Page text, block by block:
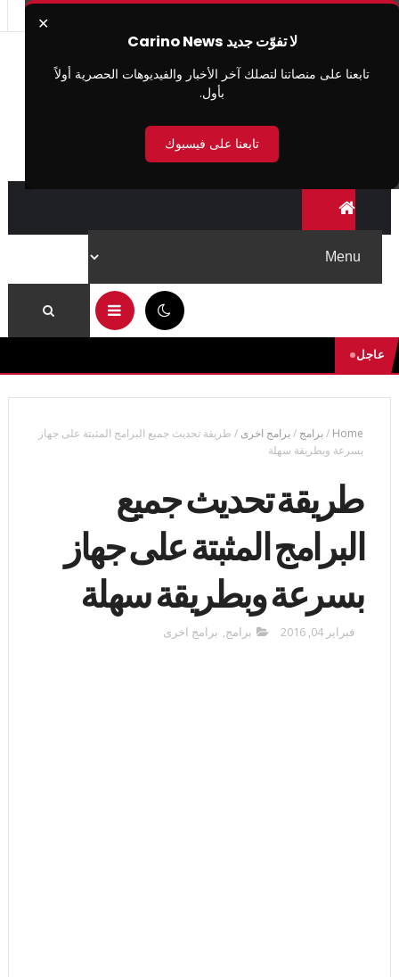
✕
لا تفوّت جديد Carino News
تابعنا على منصاتنا لتصلك آخر الأخبار والفيديوهات الحصرية أولاً
بأول.
تابعنا على فيسبوك
عاجل
Home
/برامج /برامج اخرى / طريقة تحديث جميع البرامج المثبتة على جهاز
بسرعة وبطريقة سهلة
طريقة تحديث جميع
البرامج المثبتة على جهاز
بسرعة وبطريقة سهلة
فبراير 04, 2016 برامج, برامج اخرى